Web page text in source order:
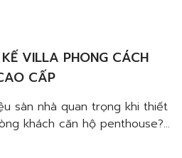
VILLA PHONG CÁCH
CẤP
sàn nhà quan trọng khi thiết
khách căn hộ penthouse?